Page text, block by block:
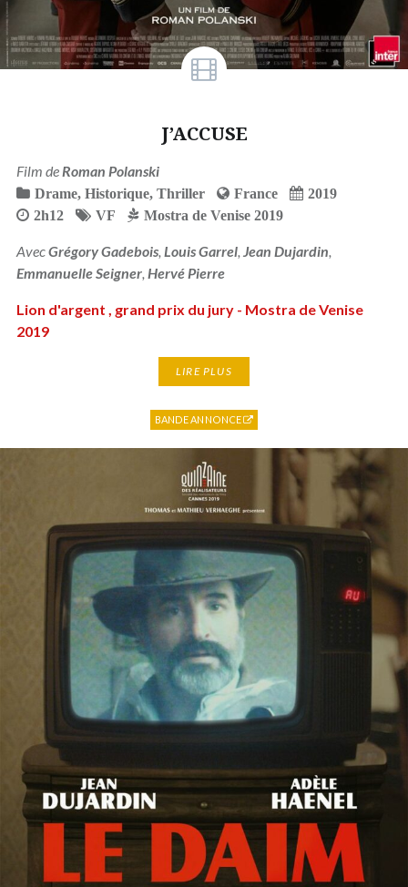
J’ACCUSE
Film de Roman Polanski
Drame, Historique, Thriller France
2019
2h12
VF Mostra de Venise 2019
AvecGrégory Gadebois, Louis Garrel, Jean Dujardin
Emmanuelle Seigner, Hervé Pierre
Lion d'argent , grand prix du jury - Mostra de Venise
2019
LIRE PLUS
BANDE ANNONCE